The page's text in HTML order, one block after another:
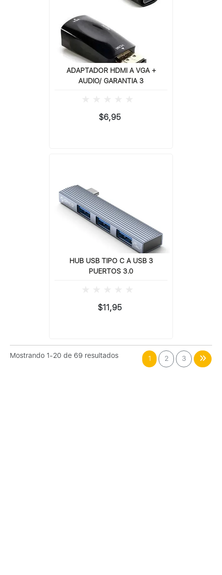
ADAPTADOR HDMI A VGA +
AUDIO/ GARANTIA 3
$6,95
HUB USB TIPO C A USB 3
PUERTOS 3.0
$11,95
Mostrando 1-20 de 69 resultados 1 2 3